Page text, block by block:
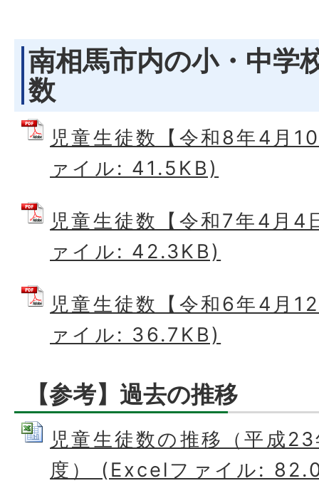
南相馬市内の小・中学
数
児童生徒数【令和8年4月
ァイル: 41.5KB)
児童生徒数【令和7年4月4
ァイル: 42.3KB)
児童生徒数【令和6年4月
ァイル: 36.7KB)
【参考】過去の推移
児童生徒数の推移（平成
度） (Excelファイル: